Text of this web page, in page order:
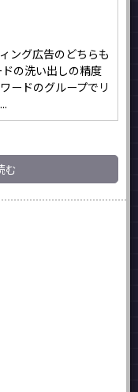
ング広告のどちらも
の洗い出しの精度
ードのグループでリ
む